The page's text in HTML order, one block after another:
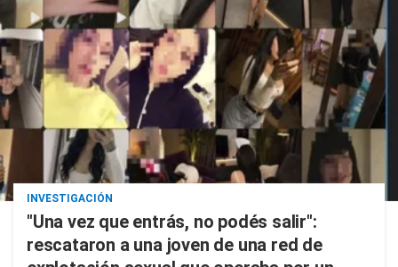
INVESTIGACIÓN
"Una vez que entrás, no podés salir":
rescataron a una joven de una red de